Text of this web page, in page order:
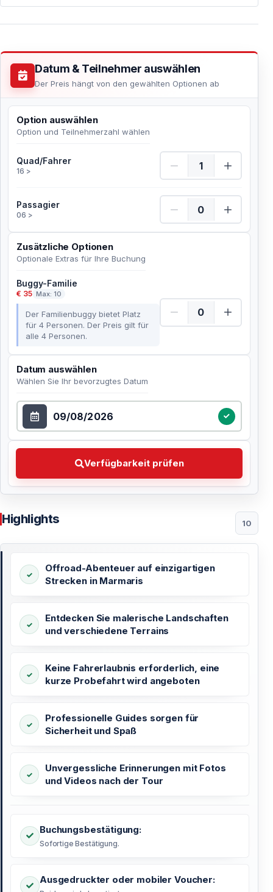
Datum & Teilnehmer auswählen
Der Preis hängt von den gewählten Optionen ab
Option auswählen
Option und Teilnehmerzahl wählen
Quad/Fahrer
16 >
Quad/Fahrer Menge
Passagier
06 >
Passagier Menge
Zusätzliche Optionen
Optionale Extras für Ihre Buchung
Buggy-Familie
€ 35 Max: 10
Der Familienbuggy bietet Platz
für 4 Personen. Der Preis gilt für
alle 4 Personen.
Datum auswählen
Wählen Sie Ihr bevorzugtes Datum
Datum auswählen
Verfügbarkeit prüfen
Verfügbarkeit prüfen Wählen Sie Ihr bevorzugtes
Highlights 10
Offroad-Abenteuer auf einzigartigen
Strecken in Marmaris
Entdecken Sie malerische Landschaften
und verschiedene Terrains
Keine Fahrerlaubnis erforderlich, eine
kurze Probefahrt wird angeboten
Professionelle Guides sorgen für
Sicherheit und Spaß
Unvergessliche Erinnerungen mit Fotos
und Videos nach der Tour
Buchungsbestätigung:
Sofortige Bestätigung.
Ausgedruckter oder mobiler Voucher: